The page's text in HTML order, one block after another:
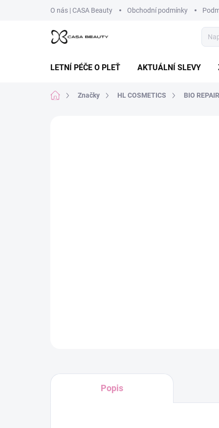
O nás | CASA Beauty Obchodní podmínky
LETNÍ PÉČE O PLEŤ AKTUÁLNÍ SLEVY
Domů Značky HL COSMETICS BIO REPAIR
Popis